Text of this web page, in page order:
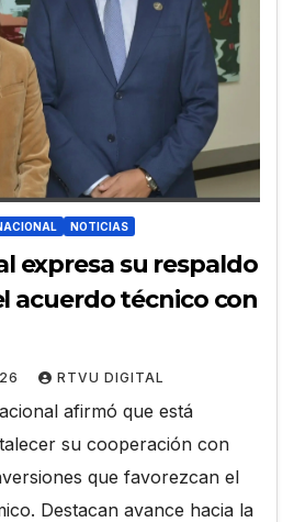
NOTICIAS
expresa su respaldo
acuerdo técnico con
RTVU DIGITAL
afirmó que está
su cooperación con
que favorezcan el
Destacan avance hacia la